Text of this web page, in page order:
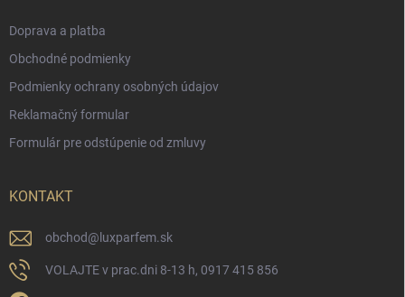
Doprava a platba
Obchodné podmienky
Podmienky ochrany osobných údajov
Reklamačný formular
Formulár pre odstúpenie od zmluvy
KONTAKT
obchod@ luxparfem.sk
VOLAJTE v prac.dni 8-13 h, 0917 415 856